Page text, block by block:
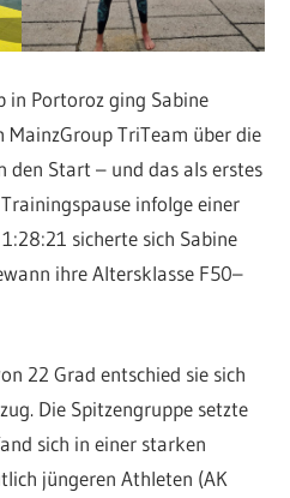
in Portoroz ging Sabine
TriTeam über die
den Start – und das als erstes
infolge einer
sicherte sich Sabine
ihre Altersklasse F50–
22 Grad entschied sie sich
Die Spitzengruppe setzte
sich in einer starken
jüngeren Athleten (AK